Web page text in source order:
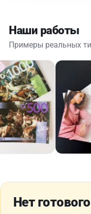
Наши работы
Примеры реальных
Нет